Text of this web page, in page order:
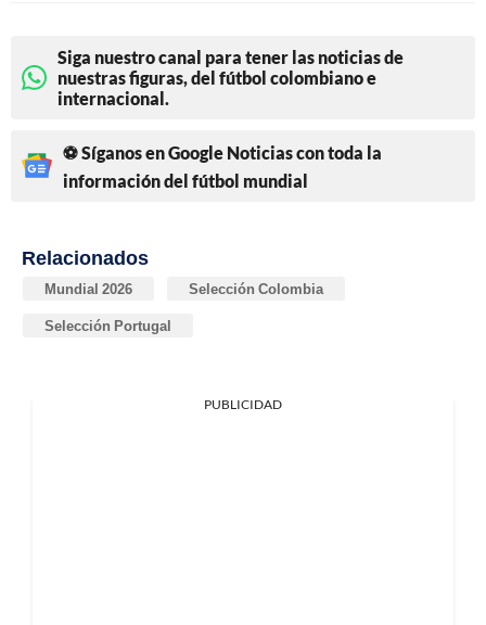
Siga nuestro canal para tener las noticias de
nuestras figuras, del fútbol colombiano e
internacional.
⚽ Síganos en Google Noticias con toda la
información del fútbol mundial
Relacionados
Mundial 2026 Selección Colombia
Selección Portugal
PUBLICIDAD